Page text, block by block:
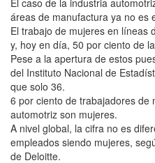
áreas de manufactura ya no es
El trabajo de mujeres en líneas
y, hoy en día, 50 por ciento de
Pese a la apertura de estos
del Instituto Nacional de
que solo 36.
6 por ciento de trabajadores de
automotriz son mujeres.
A nivel global, la cifra no es
empleados siendo mujeres,
de Deloitte.